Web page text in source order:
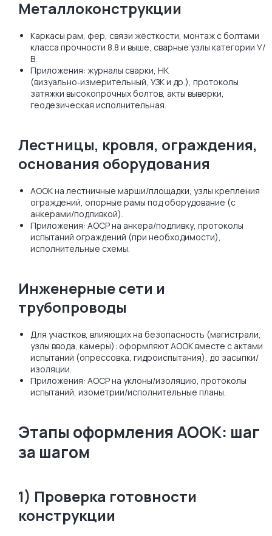
Металлоконструкции
Каркасы рам, фер, связи жёсткости, монтаж с болтами
класса прочности 8.8 и выше, сварные узлы категории У/
В.
Приложения: журналы сварки, НК
(визуально‑измерительный, УЗК и др.), протоколы
затяжки высокопрочных болтов, акты выверки,
геодезическая исполнительная.
Лестницы, кровля, ограждения,
основания оборудования
АООК на лестничные марши/площадки, узлы крепления
ограждений, опорные рамы под оборудование (с
анкерами/подливкой).
Приложения: АОСР на анкера/подливку, протоколы
испытаний ограждений (при необходимости),
исполнительные схемы.
Инженерные сети и
трубопроводы
Для участков, влияющих на безопасность (магистрали,
узлы ввода, камеры): оформляют АООК вместе с актами
испытаний (опрессовка, гидроиспытания), до засыпки/
изоляции.
Приложения: АОСР на уклоны/изоляцию, протоколы
испытаний, изометрии/исполнительные планы.
Этапы оформления АООК: шаг
за шагом
1) Проверка готовности
конструкции